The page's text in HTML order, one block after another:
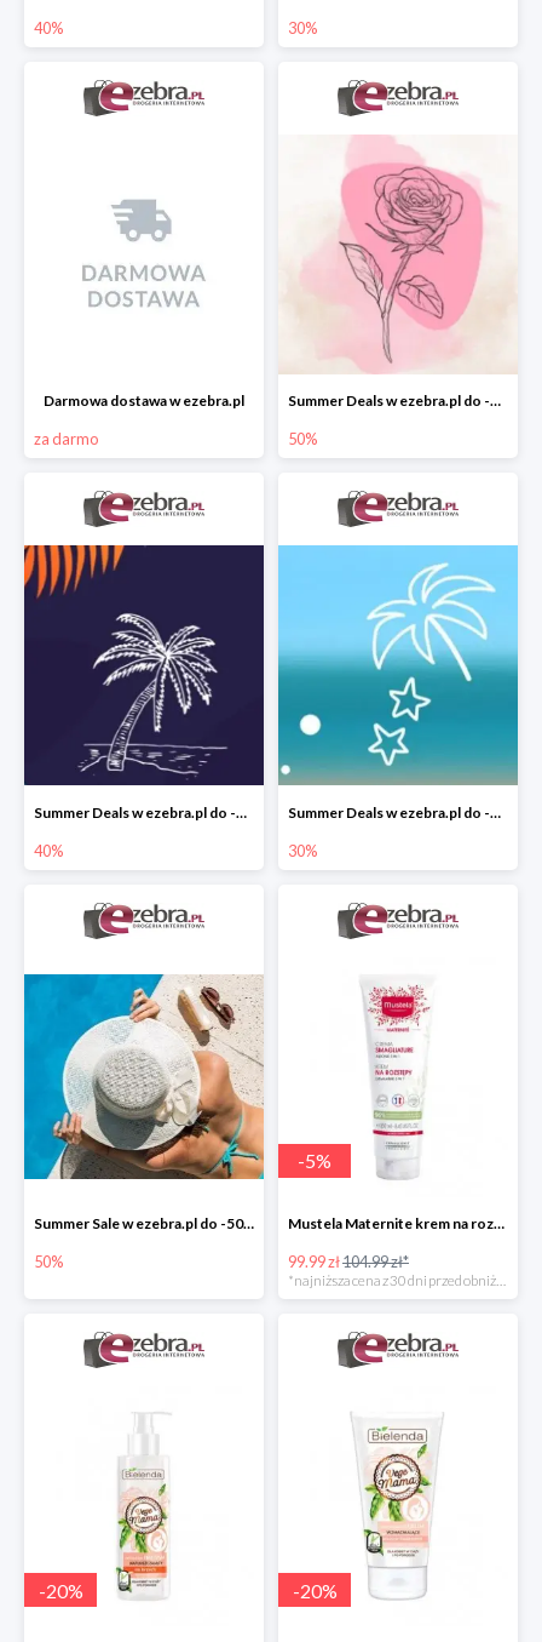
40% 30%
Darmowa dostawa w ezebra.pl
za darmo
Summer Deals w ezebra.pl do -50%
50%
Summer Deals w ezebra.pl do -40%
40%
Summer Deals w ezebra.pl do -30%
30%
Summer Sale w ezebra.pl do -50%
50%
-5%
Mustela Maternite krem na rozstępy dla kobiet w ciąży
99.99 zł104.99 zł*
*najniższa cena z 30 dni przed obniżką
-20% -20%